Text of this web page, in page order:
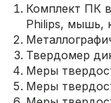
Комплект ПК
Philips, мышь,
Твердомер
Меры
Меры